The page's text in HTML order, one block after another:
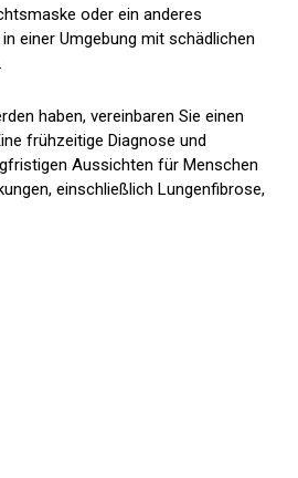
oder ein anderes
einer Umgebung mit schädlichen
haben, vereinbaren Sie einen
frühzeitige Diagnose und
Aussichten für Menschen
einschließlich Lungenfibrose,